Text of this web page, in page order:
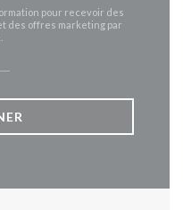
pour recevoir des
des offres marketing par